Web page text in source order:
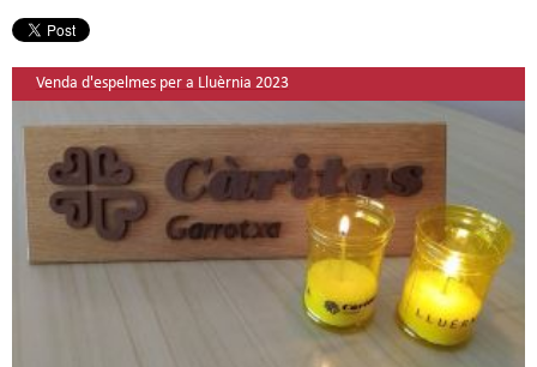
Venda d'espelmes per a Lluèrnia 2023